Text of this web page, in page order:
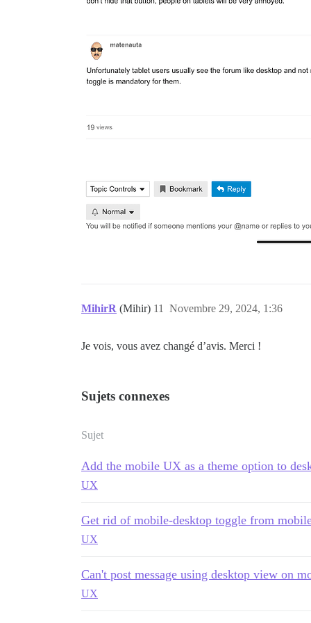
MihirR (Mihir) Novembre 29, 2024, 1:36
11
Je vois, vous avez changé d’avis. Merci !
Sujets connexes
Sujet
Add the mobile UX as a theme option to
UX
Get rid of mobile-desktop toggle from
UX
Can't post message using desktop view on
UX